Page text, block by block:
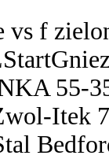
vs f
55-
Itek